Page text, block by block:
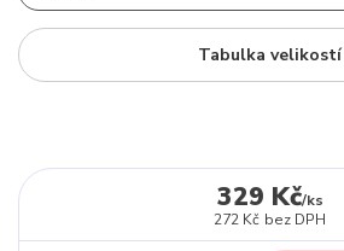
Tabulka velikostí
329 Kč/ks
272 Kč bez DPH